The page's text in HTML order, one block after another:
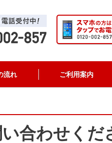
流れ ご利用案内
合わせくだ